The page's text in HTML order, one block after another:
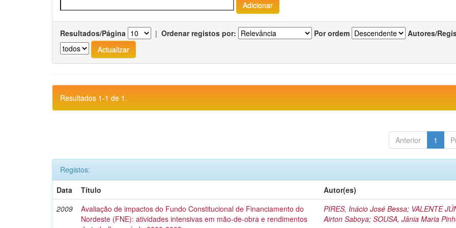
Resultados/Página | Ordenar registos por: Por ordem Autores/
Resultados 1-1 de 1.
Anterior 1
Registos:
Data
Título
Autor(es)
2009
Avaliação de impactos do Fundo Constitucional de Financiamento do
Nordeste (FNE): atividades intensivas em mão-de-obra e rendimentos
PIRES, Inácio José Bessa; VALENTE
Airton Saboya;SOUSA, Jânia Maria